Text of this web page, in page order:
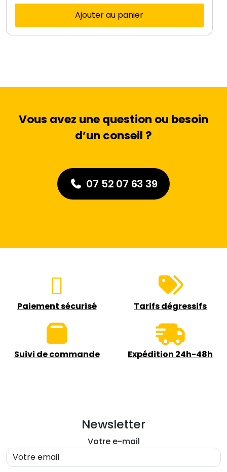
Ajouter au panier
Vous avez une question ou besoin
d’un conseil ?
07 52 07 63 39
Paiement sécurisé Tarifs dégressifs
Suivi de commande Expédition 24h-48h
Newsletter
Votre e-mail